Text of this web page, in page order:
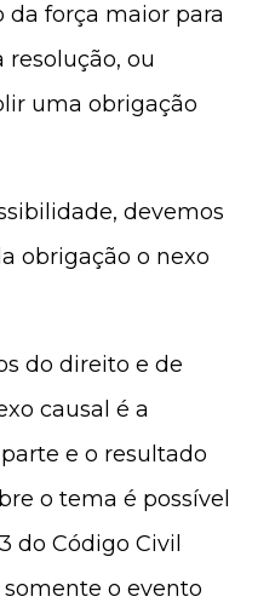
força maior para
resolução, ou
uma obrigação
devemos
obrigação o nexo
do direito e de
causal é a
e o resultado
o tema é possível
do Código Civil
o evento